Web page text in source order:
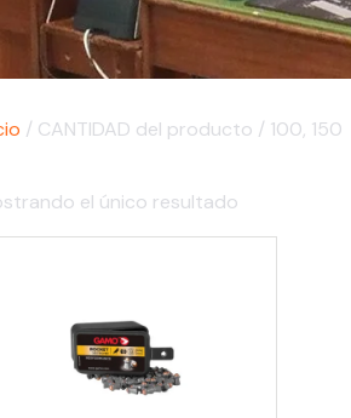
/ CANTIDAD del producto / 100, 150
el único resultado